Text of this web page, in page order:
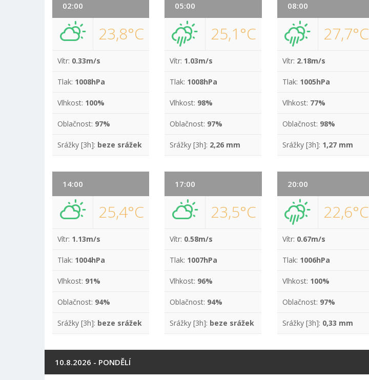
02:00
23,8°C
Vítr: 0.33m/s
Tlak: 1008hPa
Vlhkost: 100%
Oblačnost: 97%
Srážky [3h]: beze srážek
05:00
25,1°C
Vítr: 1.03m/s
Tlak: 1008hPa
Vlhkost: 98%
Oblačnost: 97%
Srážky [3h]: 2,26 mm
08:00
27,7°C
Vítr: 2.18m/s
Tlak: 1005hPa
Vlhkost: 77%
Oblačnost: 98%
Srážky [3h]: 1,27 mm
14:00
25,4°C
Vítr: 1.13m/s
Tlak: 1004hPa
Vlhkost: 91%
Oblačnost: 94%
Srážky [3h]: beze srážek
17:00
23,5°C
Vítr: 0.58m/s
Tlak: 1007hPa
Vlhkost: 96%
Oblačnost: 94%
Srážky [3h]: beze srážek
20:00
22,6°C
Vítr: 0.67m/s
Tlak: 1006hPa
Vlhkost: 100%
Oblačnost: 97%
Srážky [3h]: 0,33 mm
10.8.2026 - PONDĚLÍ